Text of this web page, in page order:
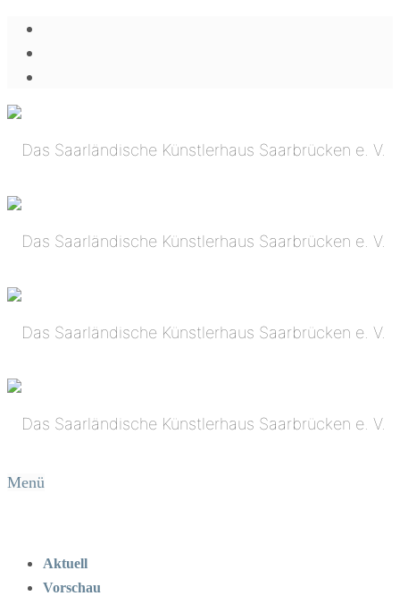
Menü
Aktuell
Vorschau